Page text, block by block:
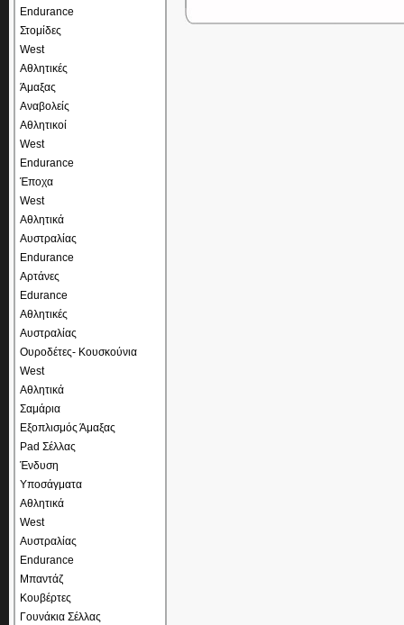
Endurance
Στομίδες
West
Αθλητικές
Άμαξας
Αναβολείς
Αθλητικοί
West
Endurance
Έποχα
West
Αθλητικά
Αυστραλίας
Endurance
Αρτάνες
Edurance
Αθλητικές
Αυστραλίας
Ουροδέτες- Κουσκούνια
West
Αθλητικά
Σαμάρια
Εξοπλισμός Άμαξας
Pad Σέλλας
Ένδυση
Υποσάγματα
Αθλητικά
West
Αυστραλίας
Endurance
Μπαντάζ
Κουβέρτες
Γουνάκια Σέλλας